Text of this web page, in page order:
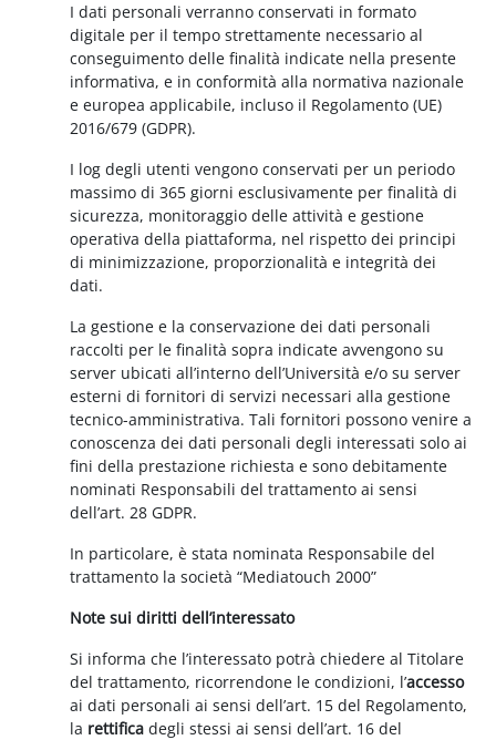
I dati personali verranno conservati in formato
digitale per il tempo strettamente necessario al
conseguimento delle finalità indicate nella presente
informativa, e in conformità alla normativa nazionale
e europea applicabile, incluso il Regolamento (UE)
2016/679 (GDPR).
I log degli utenti vengono conservati per un periodo
massimo di 365 giorni esclusivamente per finalità di
sicurezza, monitoraggio delle attività e gestione
operativa della piattaforma, nel rispetto dei principi
di minimizzazione, proporzionalità e integrità dei
dati.
La gestione e la conservazione dei dati personali
raccolti per le finalità sopra indicate avvengono su
server ubicati all’interno dell’Università e/o su server
esterni di fornitori di servizi necessari alla gestione
tecnico-amministrativa. Tali fornitori possono venire a
conoscenza dei dati personali degli interessati solo ai
fini della prestazione richiesta e sono debitamente
nominati Responsabili del trattamento ai sensi
dell’art. 28 GDPR.
In particolare, è stata nominata Responsabile del
trattamento la società “Mediatouch 2000”
Note sui diritti dell’interessato
Si informa che l’interessato potrà chiedere al Titolare
del trattamento, ricorrendone le condizioni, l’accesso
ai dati personali ai sensi dell’art. 15 del Regolamento,
la rettificadegli stessi ai sensi dell’art. 16 del